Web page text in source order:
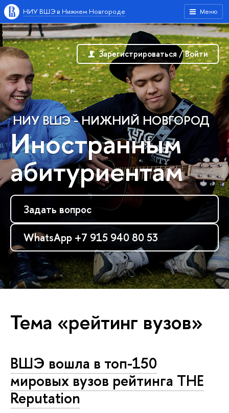
Меню
НИУ ВШЭ в Нижнем Новгороде
НИУ ВШЭ - НИЖНИЙ НОВГОРОД
Иностранным
абитуриентам
Задать вопрос
WhatsApp +7 915 940 80 53
Зарегистрироваться / Войти
Тема «рейтинг вузов»
ВШЭ вошла в топ-150
мировых вузов рейтинга THE
Reputation